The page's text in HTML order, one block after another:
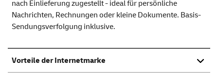
nach Einlieferung zugestellt - ideal für persönliche
Nachrichten, Rechnungen oder kleine Dokumente. Basis-
Sendungsverfolgung inklusive.
Vorteile der Internetmarke